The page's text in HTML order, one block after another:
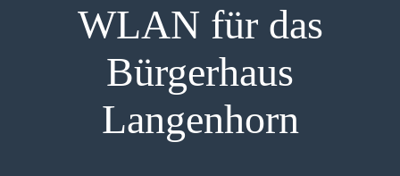
WLAN für das
Bürgerhaus
Langenhorn